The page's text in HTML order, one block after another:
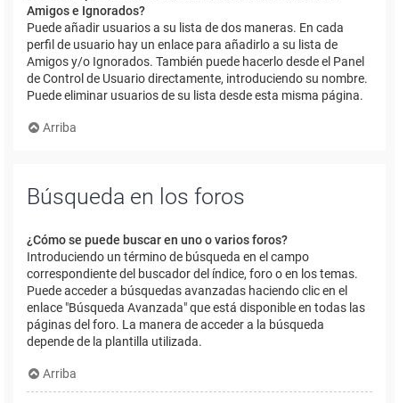
Amigos e Ignorados?
Puede añadir usuarios a su lista de dos maneras. En cada
perfil de usuario hay un enlace para añadirlo a su lista de
Amigos y/o Ignorados. También puede hacerlo desde el Panel
de Control de Usuario directamente, introduciendo su nombre.
Puede eliminar usuarios de su lista desde esta misma página.
Arriba
Búsqueda en los foros
¿Cómo se puede buscar en uno o varios foros?
Introduciendo un término de búsqueda en el campo
correspondiente del buscador del índice, foro o en los temas.
Puede acceder a búsquedas avanzadas haciendo clic en el
enlace "Búsqueda Avanzada" que está disponible en todas las
páginas del foro. La manera de acceder a la búsqueda
depende de la plantilla utilizada.
Arriba